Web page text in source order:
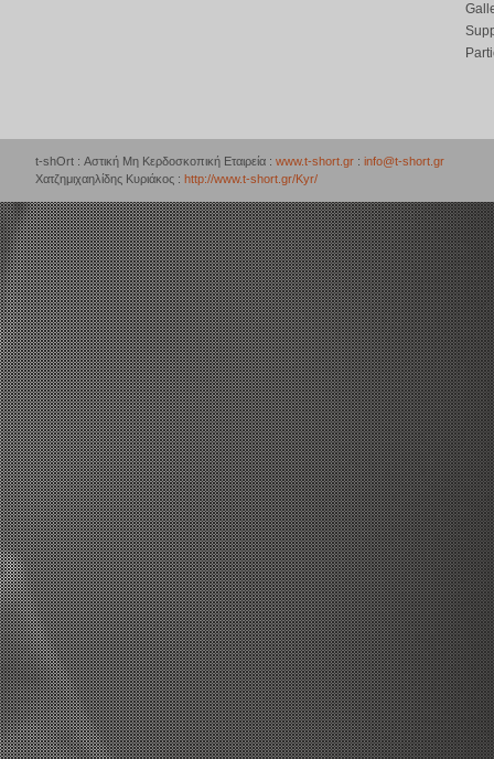
t-shOrt : Αστική Μη Κερδοσκοπική Εταιρεία : www.t-short.gr : info@t-short.gr
Χατζημιχαηλίδης Κυριάκος : http://www.t-short.gr/Kyr/